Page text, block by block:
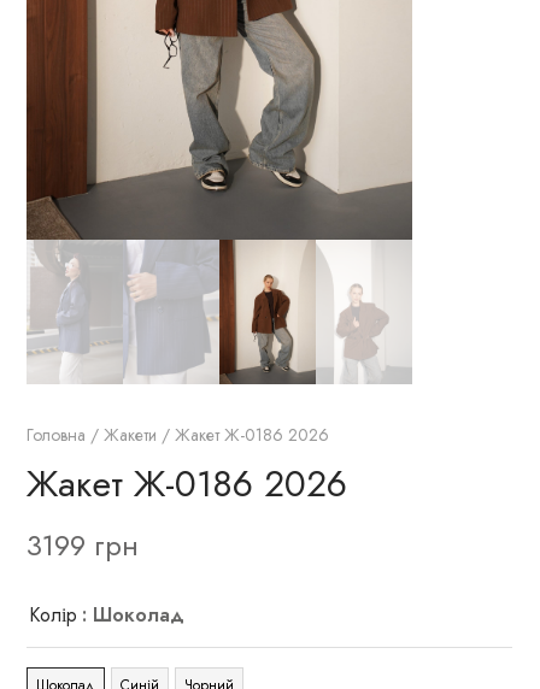
Головна /Жакети / Жакет Ж-0186 2026
Жакет Ж-0186 2026
3199 грн
Колір : Шоколад